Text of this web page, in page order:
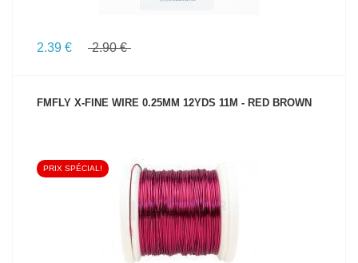
2.39 € 2.90 €
FMFLY X-FINE WIRE 0.25MM 12YDS 11M - RED BROWN
VOIR LE PRODUIT
PRIX SPÉCIAL!